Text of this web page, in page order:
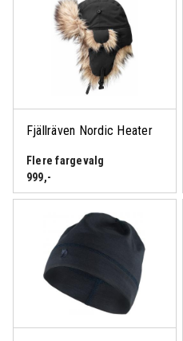
Fjällräven Nordic Heater
Flere fargevalg
999,-